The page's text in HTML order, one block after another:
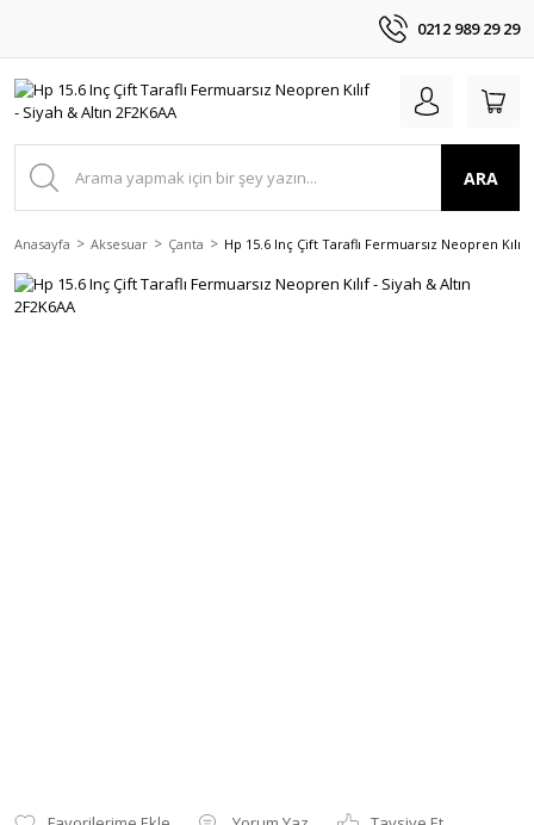
0212 989 29 29
ARA
Anasayfa Aksesuar Çanta Hp 15.6 Inç Çift Taraflı Fermuarsız Neopren Kılıf